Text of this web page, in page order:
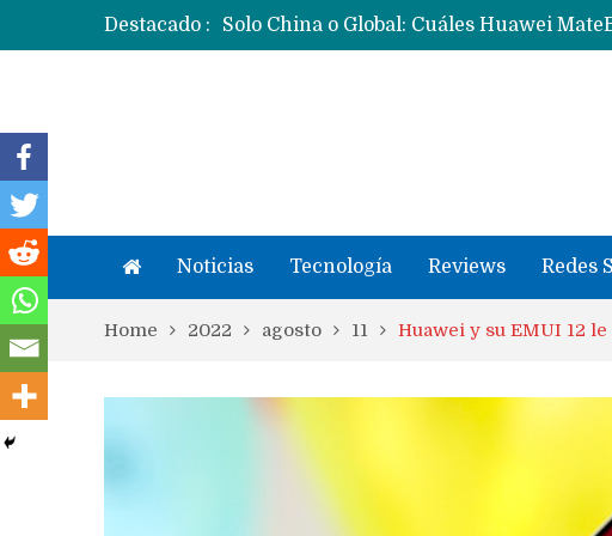
Destacado :
Noticias Tecnología Reviews Redes
Home 2022 agosto 11 Huawei y su EMUI 12